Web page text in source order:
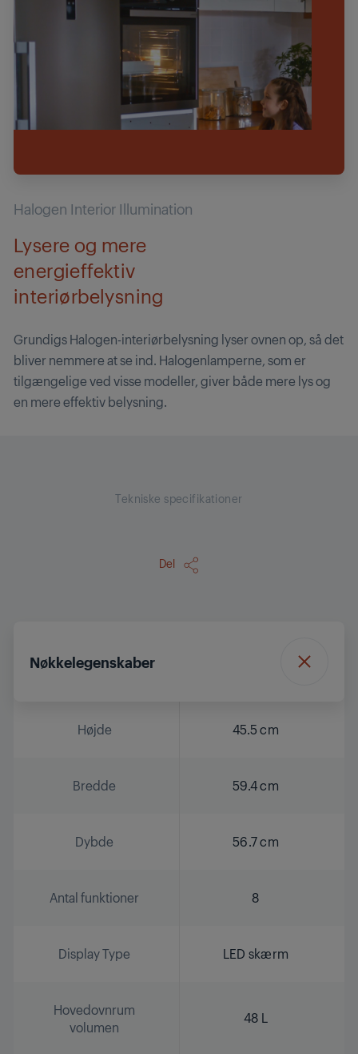
Halogen Interior Illumination
Lysere og mere
energieffektiv
interiørbelysning
Grundigs Halogen-interiørbelysning lyser ovnen op, så det
bliver nemmere at se ind. Halogenlamperne, som er
tilgængelige ved visse modeller, giver både mere lys og
en mere effektiv belysning.
Tekniske specifikationer
Del
Nøkkelegenskaber
Højde 45.5 cm
Bredde 59.4 cm
Dybde 56.7 cm
Antal funktioner 8
Display Type LED skærm
Hovedovnrum
volumen
48 L